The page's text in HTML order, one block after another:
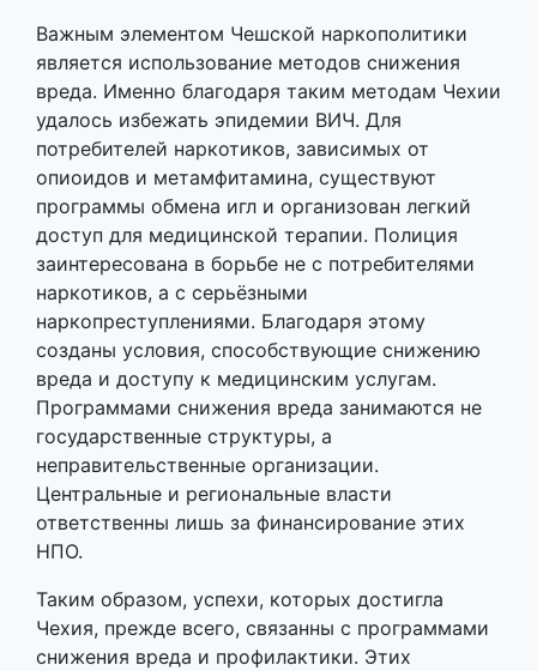
Важным элементом Чешской наркополитики
является использование методов снижения
вреда. Именно благодаря таким методам Чехии
удалось избежать эпидемии ВИЧ. Для
потребителей наркотиков, зависимых от
опиоидов и метамфитамина, существуют
программы обмена игл и организован легкий
доступ для медицинской терапии. Полиция
заинтересована в борьбе не с потребителями
наркотиков, а с серьёзными
наркопреступлениями. Благодаря этому
созданы условия, способствующие снижению
вреда и доступу к медицинским услугам.
Программами снижения вреда занимаются не
государственные структуры, а
неправительственные организации.
Центральные и региональные власти
ответственны лишь за финансирование этих
НПО.
Таким образом, успехи, которых достигла
Чехия, прежде всего, связанны с программами
снижения вреда и профилактики. Этих